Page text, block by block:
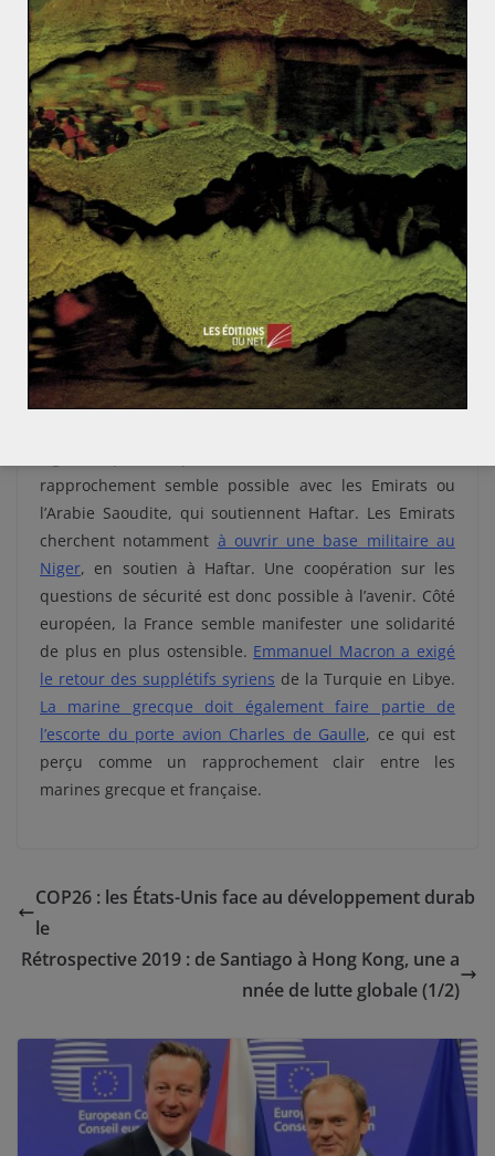
nouvelles tensions avant même d’avoir commencé.
L’implication grandissante d’Athènes
dans la crise libyenne
Ce qu’Athènes perçoit comme une exclusion a favorisé
un rapprochement entre le général Haftar et la Grèce.
En revenant de son voyage à Moscou, où il n’a signé
aucun accord,Haftar s’est secrètement arrêté à
Athènes. La Grèce a de son côté expulsé l’ambassadeur
du gouvernement Sarraj. Haftar, déjà soutenu par
l’Egypte, la Russie et les Emirats, semble gagner un
nouvel allié. Un compte twitternon-officiel mais proche
de l’Armée Nationale Libyenne(armée de Haftar) a
également montré son soutien à la Grèce.
rapprochement semble possible avec les Emirats ou
l’Arabie Saoudite, qui soutiennent Haftar. Les Emirats
cherchent notamment à ouvrir une base militaire au
Niger, en soutien à Haftar. Une coopération sur les
questions de sécurité est donc possible à l’avenir. Côté
européen, la France semble manifester une solidarité
de plus en plus ostensible. Emmanuel Macron a exigé
le retour des supplétifs syriens de la Turquie en Libye.
La marine grecque doit également faire partie de
l’escorte du porte avion Charles de Gaulle, ce qui est
perçu comme un rapprochement clair entre les
marines grecque et française.
COP26 : les États-Unis face au développement durab
le
Rétrospective 2019 : de Santiago à Hong Kong, une a
nnée de lutte globale (1/2)